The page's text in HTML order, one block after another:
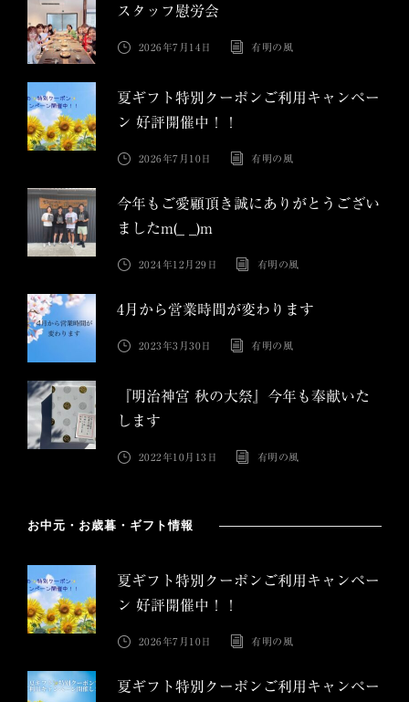
スタッフ慰労会
2026年7月14日 有明の風
夏ギフト特別クーポンご利用キャンペー
ン 好評開催中！！
2026年7月10日 有明の風
今年もご愛顧頂き誠にありがとうござい
ましたm(_ _)m
2024年12月29日 有明の風
4月から営業時間が変わります
2023年3月30日 有明の風
『明治神宮 秋の大祭』今年も奉献いた
します
2022年10月13日 有明の風
お中元・お歳暮・ギフト情報
夏ギフト特別クーポンご利用キャンペー
ン 好評開催中！！
2026年7月10日 有明の風
夏ギフト特別クーポンご利用キャンペー